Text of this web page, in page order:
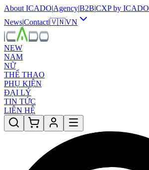
About ICADO|Agency|B2B|CXP by ICADO
News|Contact|🇻🇳VN
NEW
NAM
NỮ
THỂ THAO
PHỤ KIỆN
ĐẠI LÝ
TIN TỨC
LIÊN HỆ